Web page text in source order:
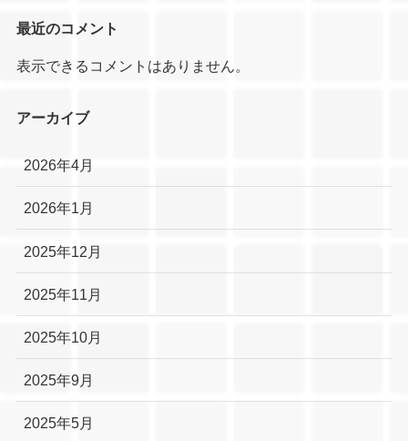
最近のコメント
表示できるコメントはありません。
アーカイブ
2026年4月
2026年1月
2025年12月
2025年11月
2025年10月
2025年9月
2025年5月